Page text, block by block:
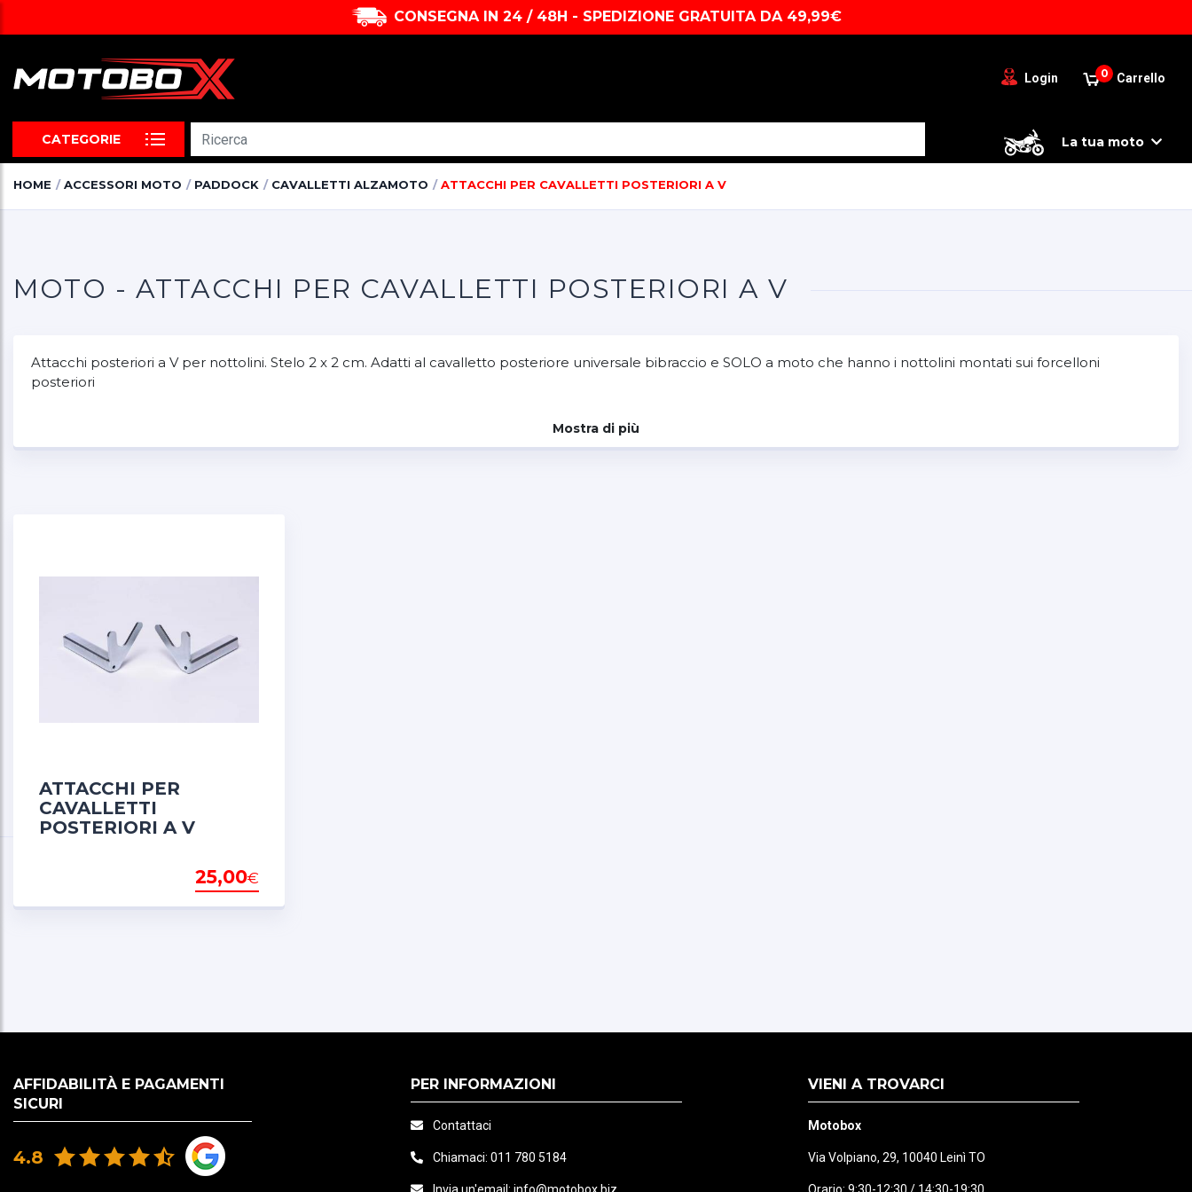
CONSEGNA IN 24 / 48H - SPEDIZIONE GRATUITA DA 49,99€
0 Carrello
Login
CATEGORIE La tua moto
HOME ACCESSORI MOTO PADDOCK CAVALLETTI ALZAMOTO ATTACCHI PER CAVALLETTI POSTERIORI A V
MOTO - ATTACCHI PER CAVALLETTI POSTERIORI A V
Attacchi posteriori a V per nottolini. Stelo 2 x 2 cm. Adatti al cavalletto posteriore universale bibraccio e SOLO a moto che hanno i nottolini montati sui forcelloni
posteriori
Mostra di più
ATTACCHI PER
CAVALLETTI
POSTERIORI A V
25,00€
AFFIDABILITÀ E PAGAMENTI
SICURI
4.8
PER INFORMAZIONI
Contattaci
Chiamaci: 011 780 5184
VIENI A TROVARCI
Motobox
Via Volpiano, 29, 10040 Leinì TO